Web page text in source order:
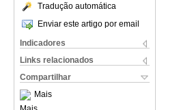
Tradução automática
Enviar este artigo por email
Indicadores
Links relacionados
Compartilhar
Mais